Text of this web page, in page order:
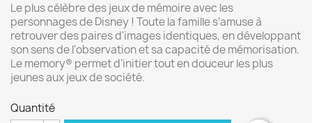
Le plus célèbre des jeux de mémoire avec les
personnages de Disney ! Toute la famille s'amuse à
retrouver des paires d'images identiques, en développant
son sens de l'observation et sa capacité de mémorisation.
Le memory® permet d'initier tout en douceur les plus
jeunes aux jeux de société.
Quantité